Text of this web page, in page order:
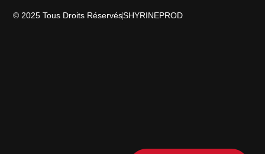
© 2025 Tous Droits RéservésSHYRINEPROD